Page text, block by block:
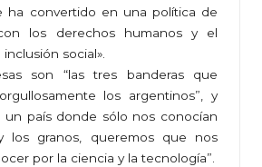
ha convertido en una política de
los derechos humanos y el
social».
son “las tres banderas que
los argentinos”, y
un país donde sólo nos conocían
los granos, queremos que nos
por la ciencia y la tecnología”.